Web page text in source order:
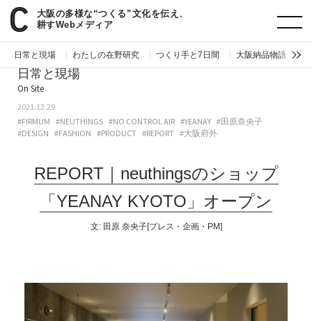
大阪の多様な“つくる”文化を伝え、
耕すWebメディア
日常と現場 わたしの在野研究 つくり手と7日間 大阪納品物語
paperC 日常と現場
日常と現場
On Site
2021.12.29
#FIRMUM #NEUTHINGS #NO CONTROL AIR #YEANAY #田原奈央子
#DESIGN #FASHION #PRODUCT #REPORT #大阪府外
REPORT｜neuthingsのショップ
「YEANAY KYOTO」オープン
文: 田原 奈央子[プレス・企画・PM]